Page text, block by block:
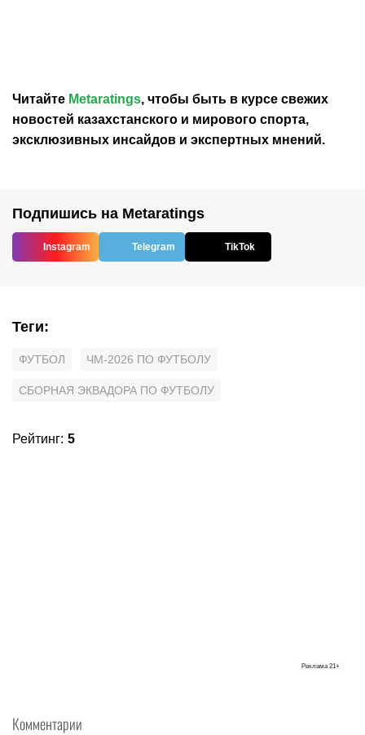
Читайте Metaratings, чтобы быть в курсе свежих
новостей казахстанского и мирового спорта,
эксклюзивных инсайдов и экспертных мнений.
Подпишись на Metaratings
Instagram Telegram TikTok
Теги:
ФУТБОЛ ЧМ-2026 ПО ФУТБОЛУ
СБОРНАЯ ЭКВАДОРА ПО ФУТБОЛУ
Рейтинг: 5
Реклама 21+
Комментарии